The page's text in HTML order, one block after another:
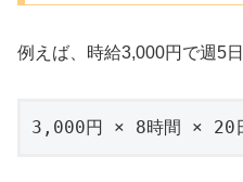
例えば、時給3,000円で週5
3,000円 × 8時間 × 20